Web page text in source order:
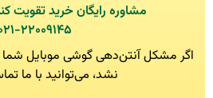
مشاوره رایگان خرید تقویت
۰۲۱-
اگر مشکل آنتن‌دهی گوشی موبایل شما
نشد، می‌توانید با ما